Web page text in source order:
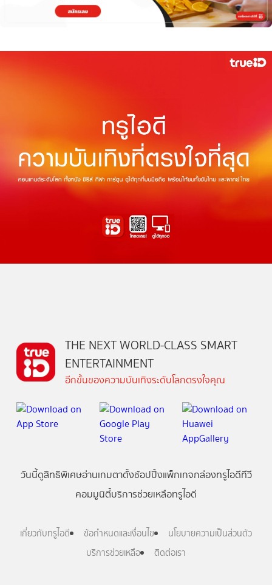
THE NEXT WORLD-CLASS SMART
ENTERTAINMENT
อีกขั้นของความบันเทิงระดับโลกตรงใจคุณ
วันนี้ดูสิทธิพิเศษอ่านเกมตาตั้งช้อปปิ้งแพ็กเกจกล่องทรูไอดีทีวี
คอมมูนิตี้บริการช่วยเหลือทรูไอดี
เกี่ยวกับทรูไอดี ข้อกำหนดและเงื่อนไข
นโยบายความเป็นส่วนตัว
บริการช่วยเหลือ
ติดต่อเรา